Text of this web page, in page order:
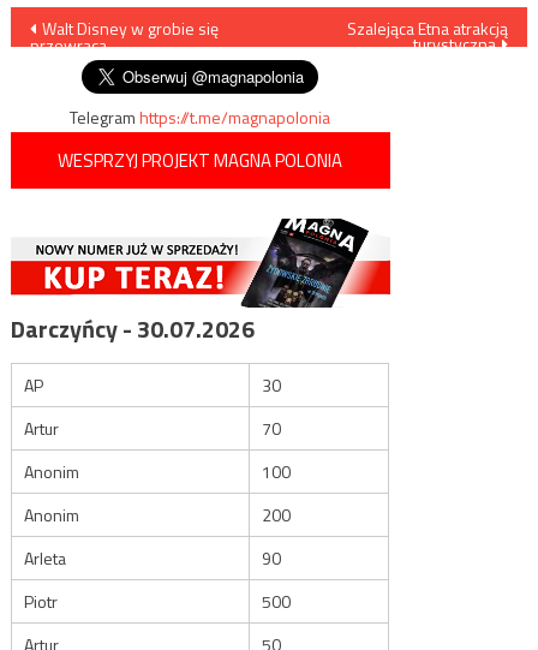
Nawigacja
wpisu
Walt Disney w grobie się
przewraca
Szalejąca Etna atrakcją
turystyczną
Telegramhttps://t.me/magnapolonia
WESPRZYJ PROJEKT MAGNA POLONIA
Darczyńcy - 30.07.2026
AP
30
Artur
70
Anonim
100
Anonim
200
Arleta
90
Piotr
500
Artur
50